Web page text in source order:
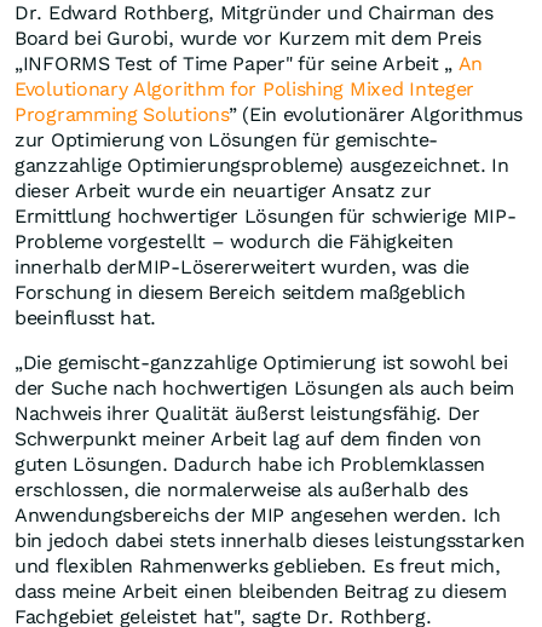
Dr. Edward Rothberg, Mitgründer und Chairman des
Board bei Gurobi, wurde vor Kurzem mit dem Preis
„INFORMS Test of Time Paper" für seine Arbeit „ An
Evolutionary Algorithm for Polishing Mixed Integer
Programming Solutions” (Ein evolutionärer Algorithmus
zur Optimierung von Lösungen für gemischte-
ganzzahlige Optimierungsprobleme) ausgezeichnet. In
dieser Arbeit wurde ein neuartiger Ansatz zur
Ermittlung hochwertiger Lösungen für schwierige MIP-
Probleme vorgestellt – wodurch die Fähigkeiten
innerhalb derMIP-Lösererweitert wurden, was die
Forschung in diesem Bereich seitdem maßgeblich
beeinflusst hat.
„Die gemischt-ganzzahlige Optimierung ist sowohl bei
der Suche nach hochwertigen Lösungen als auch beim
Nachweis ihrer Qualität äußerst leistungsfähig. Der
Schwerpunkt meiner Arbeit lag auf dem finden von
guten Lösungen. Dadurch habe ich Problemklassen
erschlossen, die normalerweise als außerhalb des
Anwendungsbereichs der MIP angesehen werden. Ich
bin jedoch dabei stets innerhalb dieses leistungsstarken
und flexiblen Rahmenwerks geblieben. Es freut mich,
dass meine Arbeit einen bleibenden Beitrag zu diesem
Fachgebiet geleistet hat", sagte Dr. Rothberg.